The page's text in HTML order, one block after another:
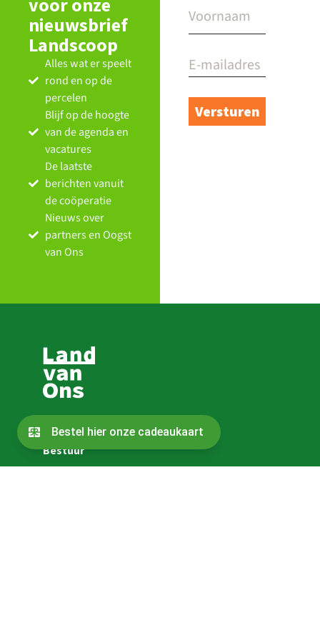
voor onze
nieuwsbrief
Landscoop
Alles wat er speelt
rond en op de
percelen
Blijf op de hoogte
van de agenda en
vacatures
De laatste
berichten vanuit
de coöperatie
Nieuws over
partners en Oogst
van Ons
Bestuur